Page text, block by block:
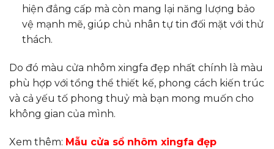
hiện đẳng cấp mà còn mang lại năng lượng bảo
vệ mạnh mẽ, giúp chủ nhân tự tin đối mặt với thử
thách.
Do đó màu cửa nhôm xingfa đẹp nhất chính là màu
phù hợp với tổng thể thiết kế, phong cách kiến trúc
và cả yếu tố phong thuỷ mà bạn mong muốn cho
không gian của mình.
Xem thêm: Mẫu cửa sổ nhôm xingfa đẹp